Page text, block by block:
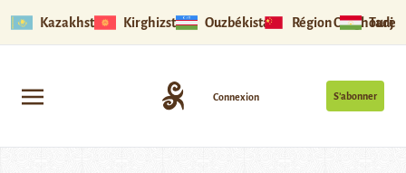
Kazakhstan Kirghizstan Ouzbékistan Région Ouïghoure
S’abonner
Connexion